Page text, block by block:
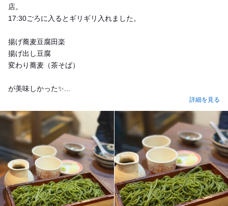
店。
17:30ごろに入るとギリギリ入れました。
揚げ蕎麦豆腐田楽
揚げ出し豆腐
変わり蕎麦（茶そば）
が美味しかった✨...
詳細を見る